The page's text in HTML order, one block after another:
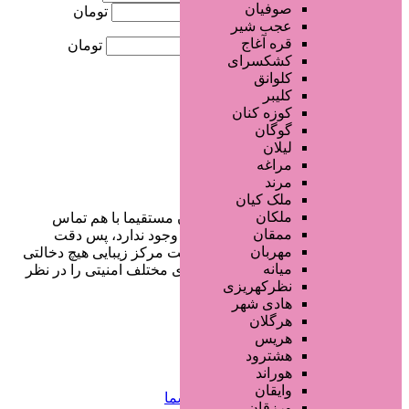
صوفیان
عجب شیر
قره آغاج
کشکسرای
کلوانق
کلیبر
کوزه کنان
گوگان
لیلان
مراغه
مرند
ملک کیان
ملکان
ممقان
مهربان
میانه
نظرکهریزی
هادی شهر
هرگلان
هریس
هشترود
هوراند
وایقان
کمترین قیمت
تومان
بیشترین قیمت تومان
در سایت تبلیغاتی مرکز زیبایی کاربران مستقیما با هم تماس
می‌گیرند و هیچ واسطه‌ای در این میان وجود ندارد، پس دقت
فرمایید که در خرید و فروشِ شما سایت مرکز زیبایی هیچ دخالتی
نداشته و کاربران باید خودشان جنبه‌های مختلف امنیتی را در نظر
دسترسی سریع
صفحه اختصاصی کسب و کار شما